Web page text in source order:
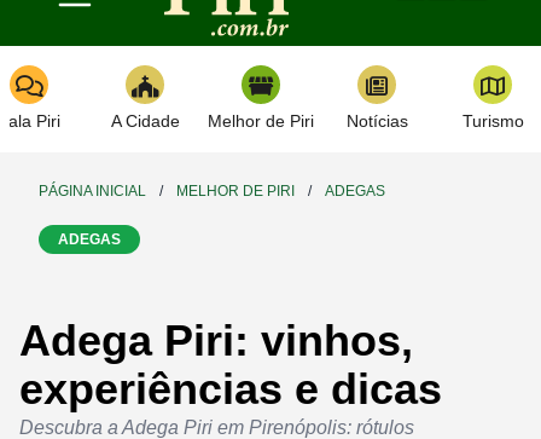
Toggle navigation
Piri A Cidade Melhor de Piri Notícias Turismo
PÁGINA INICIAL / MELHOR DE PIRI / ADEGAS
ADEGAS
Adega Piri: vinhos,
experiências e dicas
Descubra a Adega Piri em Pirenópolis: rótulos